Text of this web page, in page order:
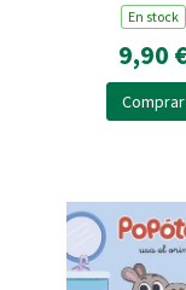
En stock
9,90
Comprar